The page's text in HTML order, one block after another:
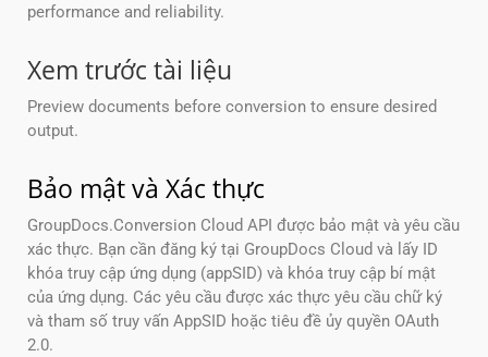
performance and reliability.
Xem trước tài liệu
Preview documents before conversion to ensure desired
output.
Bảo mật và Xác thực
GroupDocs.Conversion Cloud API được bảo mật và yêu cầu
xác thực. Bạn cần đăng ký tại GroupDocs Cloud và lấy ID
khóa truy cập ứng dụng (appSID) và khóa truy cập bí mật
của ứng dụng. Các yêu cầu được xác thực yêu cầu chữ ký
và tham số truy vấn AppSID hoặc tiêu đề ủy quyền OAuth
2.0.